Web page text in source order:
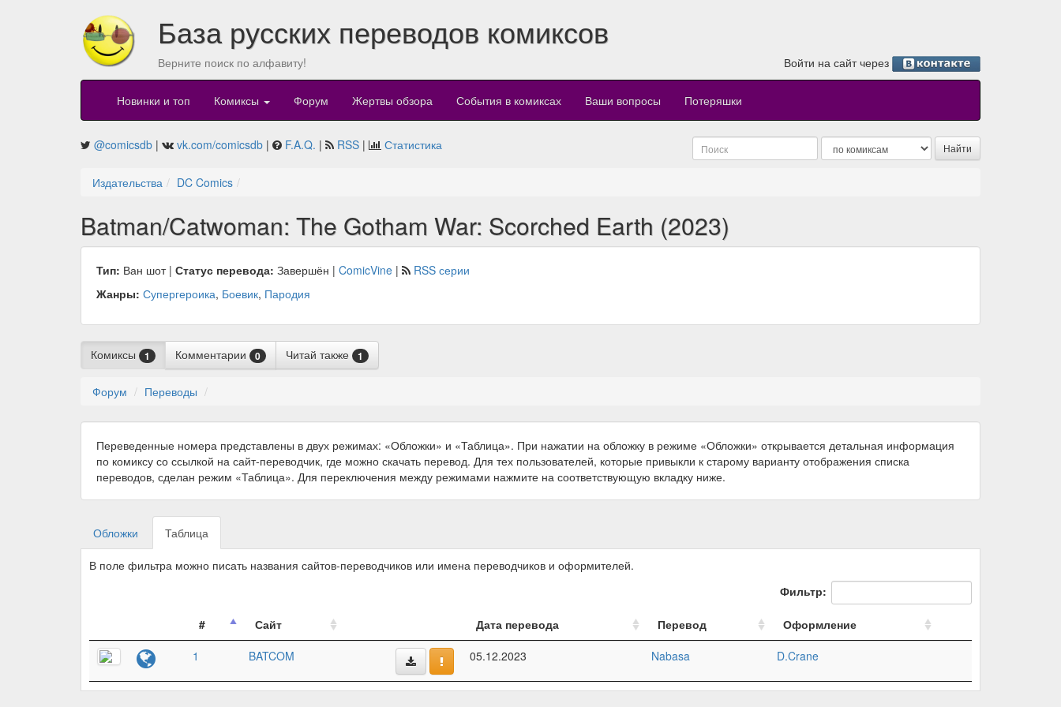
База русских переводов комиксов
Верните поиск по алфавиту! Войти на сайт через
Новинки и топ Комиксы Форум Жертвы обзора События в комиксах Ваши вопросы Потеряшки
@comicsdb | vk.com/comicsdb | F.A.Q. | RSS | Статистика
Издательства DC Comics
Batman/Catwoman: The Gotham War: Scorched Earth (2023)
Тип: Ван шот | Статус перевода: Завершён | ComicVine |
RSS серии
Жанры: Супергероика, Боевик, Пародия
Комиксы 1 Комментарии 0 Читай также 1
Форум Переводы
Переведенные номера представлены в двух режимах: «Обложки» и «Таблица». При нажатии на обложку в режиме «Обложки» открывается детальная информация
по комиксу со ссылкой на сайт-переводчик, где можно скачать перевод. Для тех пользователей, которые привыкли к старому варианту отображения списка
переводов, сделан режим «Таблица». Для переключения между режимами нажмите на соответствующую вкладку ниже.
Обложки Таблица
В поле фильтра можно писать названия сайтов-переводчиков или имена переводчиков и оформителей.
Фильтр:
# Сайт Дата перевода Перевод
Оформление
1
BATCOM 05.12.2023 Nabasa D.Crane